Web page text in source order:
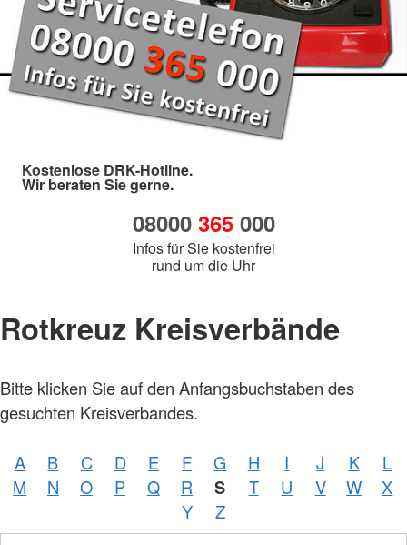
Kostenlose DRK-Hotline.
Wir beraten Sie gerne.
08000 365000
Infos für Sie kostenfrei
rund um die Uhr
Rotkreuz Kreisverbände
Bitte klicken Sie auf den Anfangsbuchstaben des
gesuchten Kreisverbandes.
A B C D E F G H I J K
L
M
N O P Q R S T U V W
X
Y
Z
Foto:
DRKS